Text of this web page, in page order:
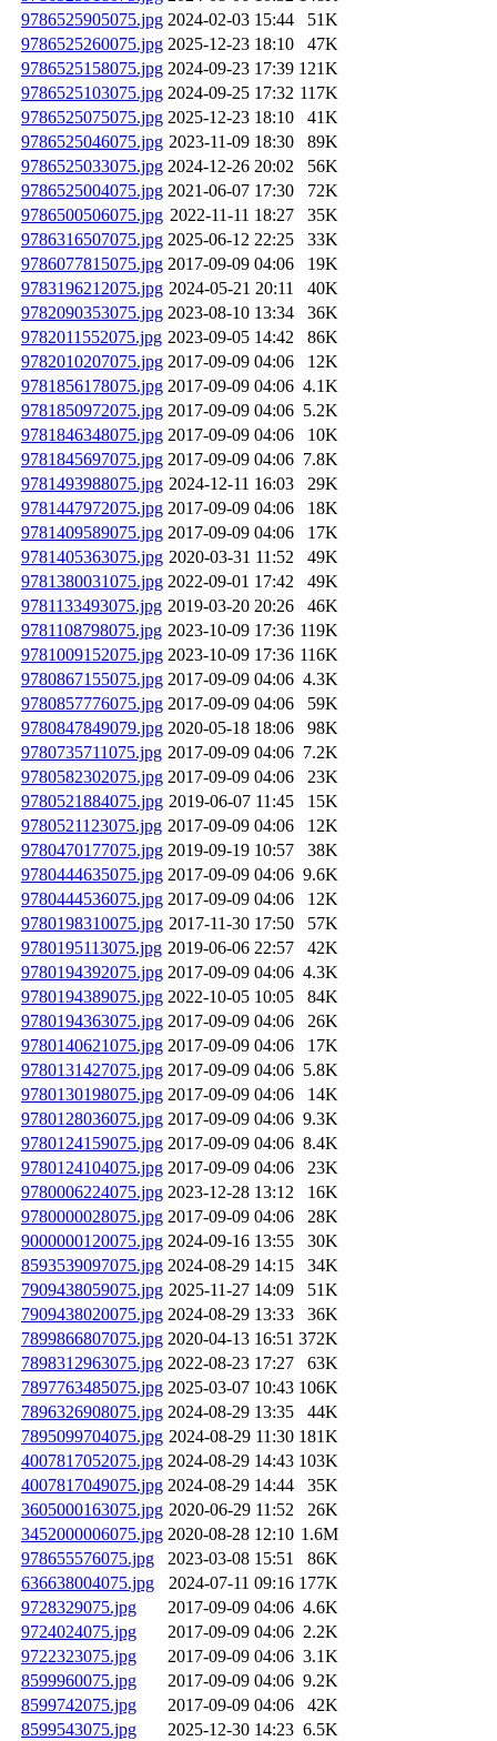
9786525905075.jpg 2024-02-03 15:44
51K
9786525260075.jpg 2025-12-23 18:10
47K
9786525158075.jpg 2024-09-23 17:39 121K
9786525103075.jpg 2024-09-25 17:32 117K
9786525075075.jpg 2025-12-23 18:10
41K
9786525046075.jpg 2023-11-09 18:30
89K
9786525033075.jpg 2024-12-26 20:02
56K
9786525004075.jpg 2021-06-07 17:30
72K
9786500506075.jpg 2022-11-11 18:27
35K
9786316507075.jpg 2025-06-12 22:25
33K
9786077815075.jpg 2017-09-09 04:06
19K
9783196212075.jpg 2024-05-21 20:11
40K
9782090353075.jpg 2023-08-10 13:34
36K
9782011552075.jpg 2023-09-05 14:42
86K
9782010207075.jpg 2017-09-09 04:06
12K
9781856178075.jpg 2017-09-09 04:06 4.1K
9781850972075.jpg 2017-09-09 04:06 5.2K
9781846348075.jpg 2017-09-09 04:06
10K
9781845697075.jpg 2017-09-09 04:06 7.8K
9781493988075.jpg 2024-12-11 16:03
29K
9781447972075.jpg 2017-09-09 04:06
18K
9781409589075.jpg 2017-09-09 04:06
17K
9781405363075.jpg 2020-03-31 11:52
49K
9781380031075.jpg 2022-09-01 17:42
49K
9781133493075.jpg 2019-03-20 20:26
46K
9781108798075.jpg 2023-10-09 17:36 119K
9781009152075.jpg 2023-10-09 17:36 116K
9780867155075.jpg 2017-09-09 04:06 4.3K
9780857776075.jpg 2017-09-09 04:06
59K
9780847849079.jpg 2020-05-18 18:06
98K
9780735711075.jpg 2017-09-09 04:06 7.2K
9780582302075.jpg 2017-09-09 04:06
23K
9780521884075.jpg 2019-06-07 11:45
15K
9780521123075.jpg 2017-09-09 04:06
12K
9780470177075.jpg 2019-09-19 10:57
38K
9780444635075.jpg 2017-09-09 04:06 9.6K
9780444536075.jpg 2017-09-09 04:06
12K
9780198310075.jpg 2017-11-30 17:50
57K
9780195113075.jpg 2019-06-06 22:57
42K
9780194392075.jpg 2017-09-09 04:06 4.3K
9780194389075.jpg 2022-10-05 10:05
84K
9780194363075.jpg 2017-09-09 04:06
26K
9780140621075.jpg 2017-09-09 04:06
17K
9780131427075.jpg 2017-09-09 04:06 5.8K
9780130198075.jpg 2017-09-09 04:06
14K
9780128036075.jpg 2017-09-09 04:06 9.3K
9780124159075.jpg 2017-09-09 04:06 8.4K
9780124104075.jpg 2017-09-09 04:06
23K
9780006224075.jpg 2023-12-28 13:12
16K
9780000028075.jpg 2017-09-09 04:06
28K
9000000120075.jpg 2024-09-16 13:55
30K
8593539097075.jpg 2024-08-29 14:15
34K
7909438059075.jpg 2025-11-27 14:09
51K
7909438020075.jpg 2024-08-29 13:33
36K
7899866807075.jpg 2020-04-13 16:51 372K
7898312963075.jpg 2022-08-23 17:27
63K
7897763485075.jpg 2025-03-07 10:43 106K
7896326908075.jpg 2024-08-29 13:35
44K
7895099704075.jpg 2024-08-29 11:30 181K
4007817052075.jpg 2024-08-29 14:43 103K
4007817049075.jpg 2024-08-29 14:44
35K
3605000163075.jpg 2020-06-29 11:52
26K
3452000006075.jpg 2020-08-28 12:10 1.6M
978655576075.jpg
2023-03-08 15:51
86K
636638004075.jpg
2024-07-11 09:16 177K
9728329075.jpg
2017-09-09 04:06 4.6K
9724024075.jpg
2017-09-09 04:06 2.2K
9722323075.jpg
2017-09-09 04:06 3.1K
8599960075.jpg
2017-09-09 04:06 9.2K
8599742075.jpg
2017-09-09 04:06
42K
8599543075.jpg
2025-12-30 14:23 6.5K